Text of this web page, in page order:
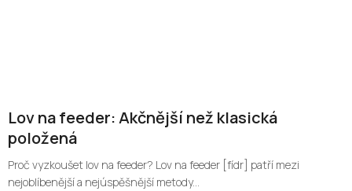
Lov na feeder: Akčnější než klasická
položená
Proč vyzkoušet lov na feeder? Lov na feeder [fídr] patří mezi
nejoblíbenější a nejúspěšnější metody...